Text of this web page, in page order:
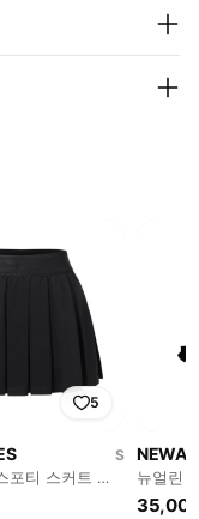
5
S
포티 스커트 블
뉴얼린